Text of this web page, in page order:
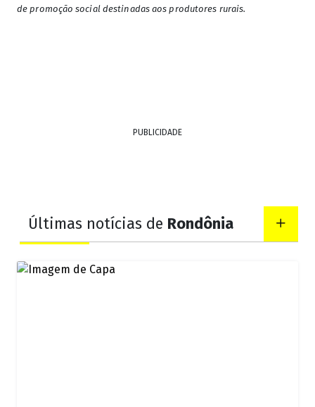
de promoção social destinadas aos produtores rurais.
PUBLICIDADE
Últimas notícias de Rondônia